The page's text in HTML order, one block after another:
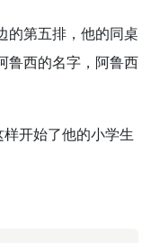
的第五排，他的同桌
鲁西的名字，阿鲁西
开始了他的小学生